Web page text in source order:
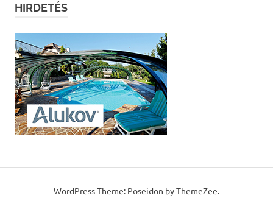
HIRDETÉS
WordPress Theme: Poseidon by ThemeZee.